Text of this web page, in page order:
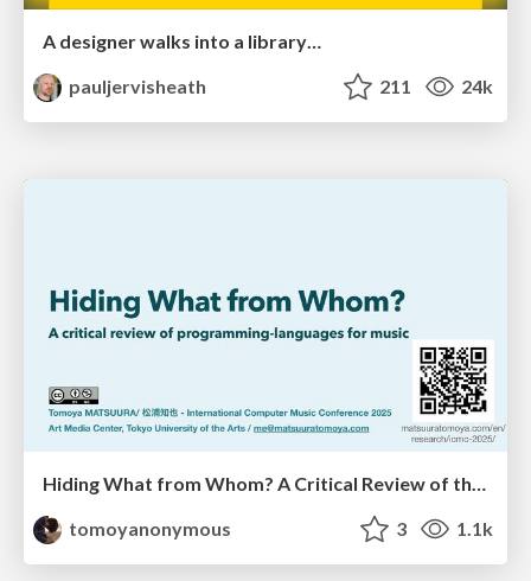
A designer walks into a library…
pauljervisheath
211 24k
Hiding What from Whom? A Critical Review of the History of Programming languages for Music
tomoyanonymous
3 1.1k